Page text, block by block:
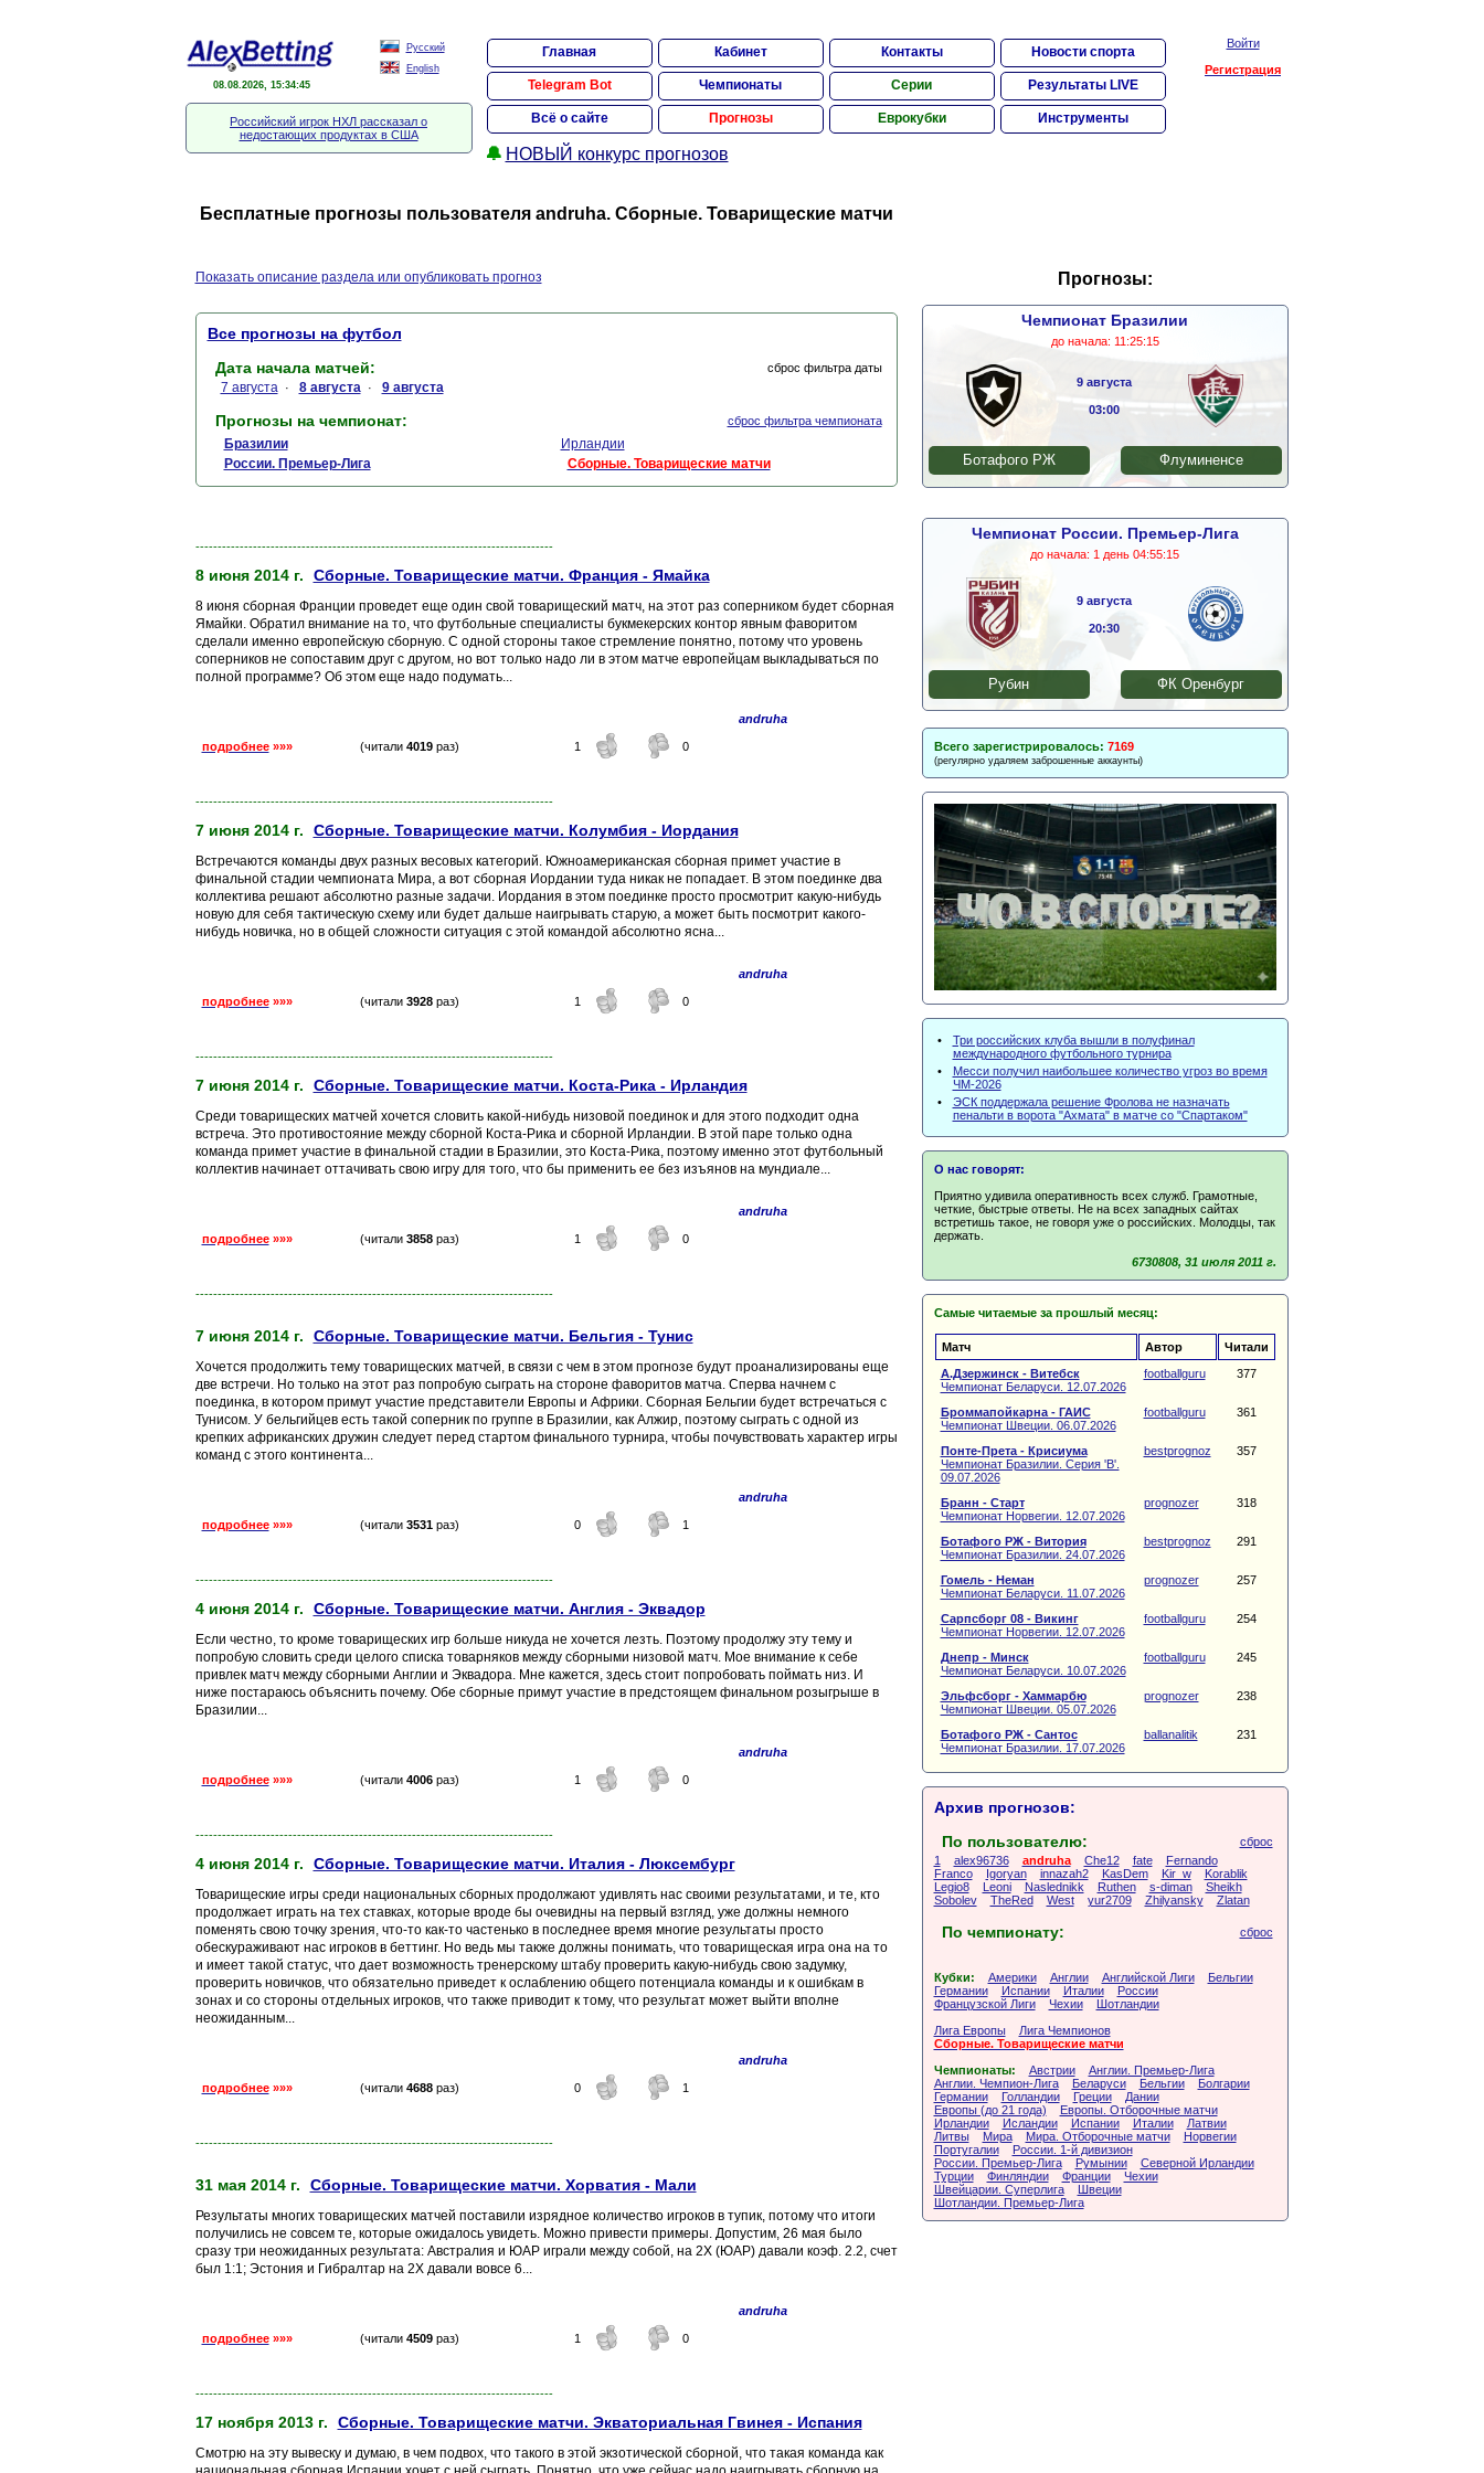
08.08.2026, 15:34:45
Русский
English
Главная Кабинет Контакты Новости спорта
Telegram Bot Чемпионаты Серии Результаты LIVE
Всё о сайте Прогнозы Еврокубки Инструменты
🔔 НОВЫЙ конкурс прогнозов
Войти
Регистрация
Российский игрок НХЛ рассказал о
недостающих продуктах в США
Бесплатные прогнозы пользователя andruha. Сборные. Товарищеские матчи
Показать описание раздела или опубликовать прогноз
Все прогнозы на футбол
Дата начала матчей:
сброс фильтра даты
7 августа · 8 августа · 9 августа
Прогнозы на чемпионат: сброс фильтра чемпионата
Бразилии
Ирландии
России. Премьер-Лига
Сборные. Товарищеские матчи
---------------------------------------------------------------------------------
8 июня 2014 г. Сборные. Товарищеские матчи. Франция - Ямайка
8 июня сборная Франции проведет еще один свой товарищеский матч, на этот раз соперником будет сборная
Ямайки. Обратил внимание на то, что футбольные специалисты букмекерских контор явным фаворитом
сделали именно европейскую сборную. С одной стороны такое стремление понятно, потому что уровень
соперников не сопоставим друг с другом, но вот только надо ли в этом матче европейцам выкладываться по
полной программе? Об этом еще надо подумать...
andruha
подробнее »»» (читали 4019раз) 1 0
---------------------------------------------------------------------------------
7 июня 2014 г. Сборные. Товарищеские матчи. Колумбия - Иордания
Встречаются команды двух разных весовых категорий. Южноамериканская сборная примет участие в
финальной стадии чемпионата Мира, а вот сборная Иордании туда никак не попадает. В этом поединке два
коллектива решают абсолютно разные задачи. Иордания в этом поединке просто просмотрит какую-нибудь
новую для себя тактическую схему или будет дальше наигрывать старую, а может быть посмотрит какого-
нибудь новичка, но в общей сложности ситуация с этой командой абсолютно ясна...
andruha
подробнее »»» (читали 3928раз) 1 0
---------------------------------------------------------------------------------
7 июня 2014 г. Сборные. Товарищеские матчи. Коста-Рика - Ирландия
Среди товарищеских матчей хочется словить какой-нибудь низовой поединок и для этого подходит одна
встреча. Это противостояние между сборной Коста-Рика и сборной Ирландии. В этой паре только одна
команда примет участие в финальной стадии в Бразилии, это Коста-Рика, поэтому именно этот футбольный
коллектив начинает оттачивать свою игру для того, что бы применить ее без изъянов на мундиале...
andruha
подробнее »»» (читали 3858раз) 1 0
---------------------------------------------------------------------------------
7 июня 2014 г. Сборные. Товарищеские матчи. Бельгия - Тунис
Хочется продолжить тему товарищеских матчей, в связи с чем в этом прогнозе будут проанализированы еще
две встречи. Но только на этот раз попробую сыграть на стороне фаворитов матча. Сперва начнем с
поединка, в котором примут участие представители Европы и Африки. Сборная Бельгии будет встречаться с
Тунисом. У бельгийцев есть такой соперник по группе в Бразилии, как Алжир, поэтому сыграть с одной из
крепких африканских дружин следует перед стартом финального турнира, чтобы почувствовать характер игры
команд с этого континента...
andruha
подробнее »»» (читали 3531раз) 0 1
---------------------------------------------------------------------------------
4 июня 2014 г. Сборные. Товарищеские матчи. Англия - Эквадор
Если честно, то кроме товарищеских игр больше никуда не хочется лезть. Поэтому продолжу эту тему и
попробую словить среди целого списка товарняков между сборными низовой матч. Мое внимание к себе
привлек матч между сборными Англии и Эквадора. Мне кажется, здесь стоит попробовать поймать низ. И
ниже постараюсь объяснить почему. Обе сборные примут участие в предстоящем финальном розыгрыше в
Бразилии...
andruha
подробнее »»» (читали 4006раз) 1 0
---------------------------------------------------------------------------------
4 июня 2014 г. Сборные. Товарищеские матчи. Италия - Люксембург
Товарищеские игры среди национальных сборных продолжают удивлять нас своими результатами, и те, кто
продолжает играть на тех ставках, которые вроде бы очевидны на первый взгляд, уже должны немного
поменять свою точку зрения, что-то как-то частенько в последнее время многие результаты просто
обескураживают нас игроков в беттинг. Но ведь мы также должны понимать, что товарищеская игра она на то
и имеет такой статус, что дает возможность тренерскому штабу проверить какую-нибудь свою задумку,
проверить новичков, что обязательно приведет к ослаблению общего потенциала команды и к ошибкам в
зонах и со стороны отдельных игроков, что также приводит к тому, что результат может выйти вполне
неожиданным...
andruha
подробнее »»» (читали 4688раз) 0 1
---------------------------------------------------------------------------------
31 мая 2014 г. Сборные. Товарищеские матчи. Хорватия - Мали
Результаты многих товарищеских матчей поставили изрядное количество игроков в тупик, потому что итоги
получились не совсем те, которые ожидалось увидеть. Можно привести примеры. Допустим, 26 мая было
сразу три неожиданных результата: Австралия и ЮАР играли между собой, на 2Х (ЮАР) давали коэф. 2.2, счет
был 1:1; Эстония и Гибралтар на 2Х давали вовсе 6...
andruha
подробнее »»» (читали 4509раз) 1 0
---------------------------------------------------------------------------------
17 ноября 2013 г. Сборные. Товарищеские матчи. Экваториальная Гвинея - Испания
Смотрю на эту вывеску и думаю, в чем подвох, что такого в этой экзотической сборной, что такая команда как
Прогнозы:
Чемпионат Бразилии
до начала: 11:25:15
9 августа
03:00
Ботафого РЖ Флуминенсе
Чемпионат России. Премьер-Лига
до начала: 1 день 04:55:15
9 августа
20:30
Рубин ФК Оренбург
Всего зарегистрировалось: 7169
(регулярно удаляем заброшенные аккаунты)
•
Три российских клуба вышли в полуфинал
международного футбольного турнира
•
Месси получил наибольшее количество угроз во время
ЧМ-2026
•
ЭСК поддержала решение Фролова не назначать
пенальти в ворота "Ахмата" в матче со "Спартаком"
О нас говорят:
Приятно удивила оперативность всех служб. Грамотные,
четкие, быстрые ответы. Не на всех западных сайтах
встретишь такое, не говоря уже о российских. Молодцы, так
держать.
6730808, 31 июля 2011 г.
Самые читаемые за прошлый месяц:
Матч Автор
Читали
А.Дзержинск - Витебск
Чемпионат Беларуси. 12.07.2026
footballguru 377
Броммапойкарна - ГАИС
Чемпионат Швеции. 06.07.2026
footballguru 361
Понте-Прета - Крисиума
Чемпионат Бразилии. Серия 'B'.
09.07.2026
bestprognoz 357
Бранн - Старт
Чемпионат Норвегии. 12.07.2026
prognozer 318
Ботафого РЖ - Витория
Чемпионат Бразилии. 24.07.2026
bestprognoz 291
Гомель - Неман
Чемпионат Беларуси. 11.07.2026
prognozer 257
Сарпсборг 08 - Викинг
Чемпионат Норвегии. 12.07.2026
footballguru 254
Днепр - Минск
Чемпионат Беларуси. 10.07.2026
footballguru 245
Эльфсборг - Хаммарбю
Чемпионат Швеции. 05.07.2026
prognozer 238
Ботафого РЖ - Сантос
Чемпионат Бразилии. 17.07.2026
ballanalitik 231
Архив прогнозов:
По пользователю:
сброс
1
alex96736 andruha Che12 fate
Fernando
Franco
Igoryan innazah2 KasDem Kir_w
Korablik
Legio8
Leoni Naslednikk Ruthen s-diman
Sheikh
Sobolev
TheRed West yur2709 Zhilyansky Zlatan
По чемпионату: сброс
Кубки: Америки Англии Английской Лиги
Бельгии
Германии
Испании Италии
России
Французской Лиги
Чехии
Шотландии
Лига Европы
Лига Чемпионов
Сборные. Товарищеские матчи
Чемпионаты:
Австрии
Англии. Премьер-Лига
Англии. Чемпион-Лига
Беларуси Бельгии
Болгарии
Германии
Голландии Греции
Дании
Европы (до 21 года)
Европы. Отборочные матчи
Ирландии
Исландии Испании Италии
Латвии
Литвы
Мира Мира. Отборочные матчи
Норвегии
Португалии
России. 1-й дивизион
России. Премьер-Лига
Румынии
Северной Ирландии
Турции
Финляндии Франции
Чехии
Швейцарии. Суперлига
Швеции
Шотландии. Премьер-Лига